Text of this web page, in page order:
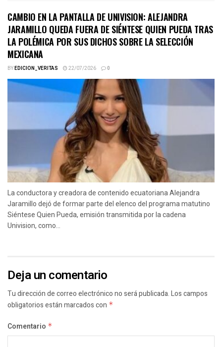
CAMBIO EN LA PANTALLA DE UNIVISION: ALEJANDRA
JARAMILLO QUEDA FUERA DE SIÉNTESE QUIEN PUEDA TRAS
LA POLÉMICA POR SUS DICHOS SOBRE LA SELECCIÓN
MEXICANA
BYEDICION_VERITAS 22/07/2026 0
La conductora y creadora de contenido ecuatoriana Alejandra
Jaramillo dejó de formar parte del elenco del programa matutino
Siéntese Quien Pueda, emisión transmitida por la cadena
Univision, como...
Deja un comentario
Tu dirección de correo electrónico no será publicada.Los campos
obligatorios están marcados con *
Comentario *